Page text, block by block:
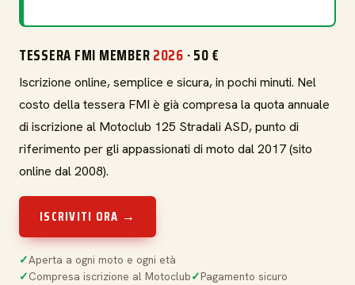
TESSERA FMI MEMBER2026 · 50 €
Iscrizione online, semplice e sicura, in pochi minuti. Nel
costo della tessera FMI è già compresa la quota annuale
di iscrizione al Motoclub 125 Stradali ASD, punto di
riferimento per gli appassionati di moto dal 2017 (sito
online dal 2008).
ISCRIVITI ORA →
Aperta a ogni moto e ogni età
Compresa iscrizione al Motoclub
Pagamento sicuro